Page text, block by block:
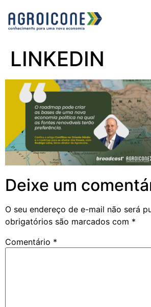
LINKEDIN
Deixe um
O seu endereço de e-mail não será
obrigatórios são marcados com *
Comentário *